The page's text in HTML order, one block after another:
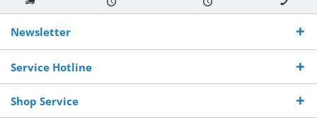
Kostenloser
Versand ab €
250,-
Versand innerhalb von Versand von So erreichen
Sie uns 0160
970 511 90
Newsletter
Service Hotline
Shop Service